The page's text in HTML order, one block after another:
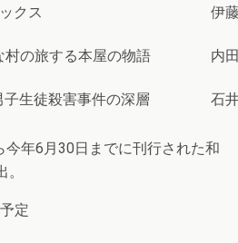
クス 伊
の旅する本屋の物語 内
生徒殺害事件の深層 石
年6月30日までに刊行された和
定